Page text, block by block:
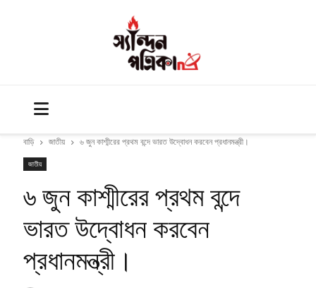
বাড়ি জাতীয় ৬ জুন কাশ্মীরের প্রথম বন্দে ভারত উদ্বোধন করবেন প্রধানমন্ত্রী।
জাতীয়
৬ জুন কাশ্মীরের প্রথম বন্দে
ভারত উদ্বোধন করবেন
প্রধানমন্ত্রী।